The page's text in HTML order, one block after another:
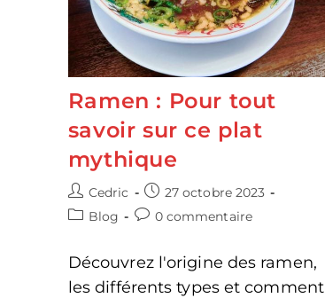
Ramen : Pour tout
savoir sur ce plat
mythique
Auteur/autrice
de
Cedric
Publication
publiée :
27 octobre 2023
PostBlog
Commentaires
publication :
0 commentaire
Découvrez l'origine des ramen,
les différents types et comment